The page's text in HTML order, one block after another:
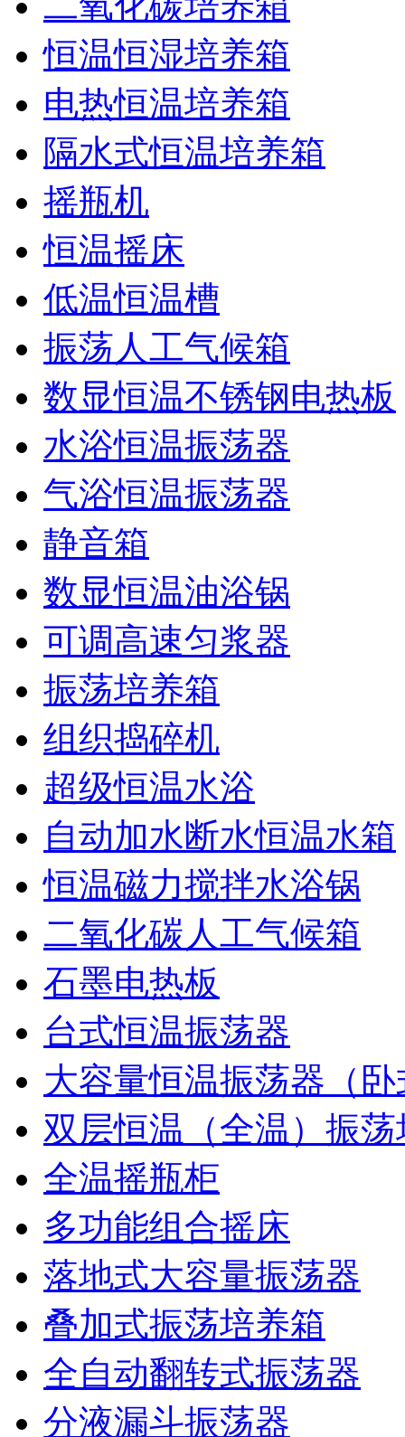
恒温恒湿培养箱
电热恒温培养箱
隔水式恒温培养箱
摇瓶机
恒温摇床
低温恒温槽
振荡人工气候箱
数显恒温不锈钢电热板
水浴恒温振荡器
气浴恒温振荡器
静音箱
数显恒温油浴锅
可调高速匀浆器
振荡培养箱
组织捣碎机
超级恒温水浴
自动加水断水恒温水箱
恒温磁力搅拌水浴锅
二氧化碳人工气候箱
石墨电热板
台式恒温振荡器
大容量恒温振荡器（卧
双层恒温（全温）振
全温摇瓶柜
多功能组合摇床
落地式大容量振荡器
叠加式振荡培养箱
全自动翻转式振荡器
分液漏斗振荡器